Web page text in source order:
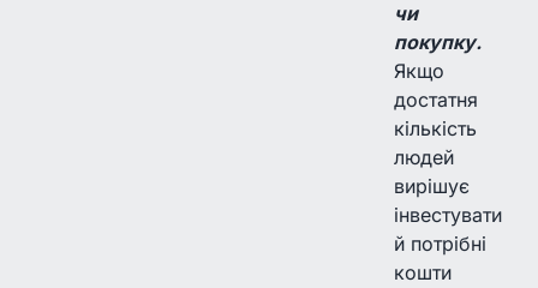
чи
покупку.
Якщо
достатня
кількість
людей
вирішує
інвестувати
й потрібні
кошти